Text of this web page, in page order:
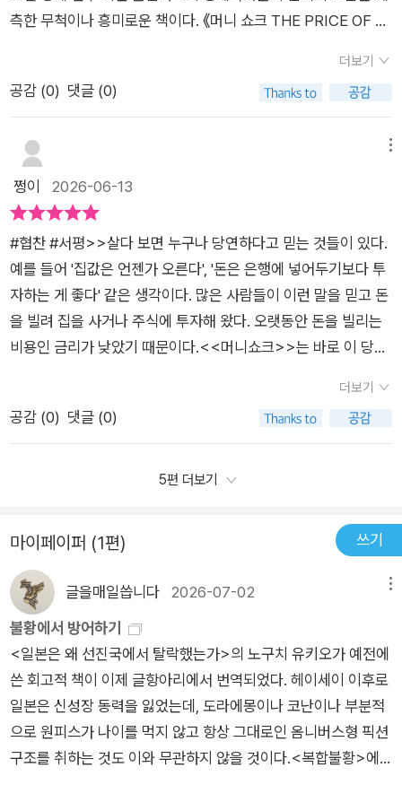
클린 에너지로 전환함에 따라 수요 감소란 잠복 요인이 있다. 국
는 2030년 이전에 정점을 찍고 2050년까지 현재 수준의 4분의
1로 줄어야 한다고 추산한다. 중동은 저렴한 추출 원가로 인해 마
지막 남은 석유의 주 공급처가 될 가능성이 크다. 다만 과거처럼
큰 수익을 기대하긴 어려울 듯하다. 즉 유가가 배럴당 25달러까
지 하학할 것으로 추산하기 때문이다.그러나, 순조로운 탄소중립
목표 달성은 쉽지 않을 것 같다. 이미 도널드 트럼프 미국 대통령
은 이 목표를 추진하는 세계기구에서 탈퇴했다. 또 사우디아라비
아 국영 석유 기업인 사우디아람코는 국제에너지기구의 이런 예
측을 비현실적이라고 평가했다. OPEC은 더 낙관적이다. 2045
년까지 석유 소비가 증가할 것으로 예상한다. 러시아와 우크라이
나 간의 전쟁 발발로 러시아가 유럽에 가스 공급을 중단하자 물가
가 급등했던 사례에 비추어 유럽은 화석연료 의존도를 낮추려는
노력은 지속할 것 같다.2000년대 초반 걸프협력회의 국가들은
석유 호황에 힘입어 미국 국채에 대규모로 투자했다. 이는 미국
P보다 훨씬 큰 금액인 점을 고려할 때 절감된 부채 상환 비용은
하고 있다. 미국 정책의 일관성이 흔들리자 걸프 국가들은 미 국
채보다 더 높은 수익을 거둘 수 있는 자산으로 투자 방향을 전환
하고 있다.부富의 불평등최근 수십 년 동안 자연이자율의 하락을
주도한 핵심 요인을 규명하려는 연구들이 다수 진행되었다. 주로
생산성 향상과 인구구조 변화에 초점을 맞추고 있었다. 그러나 최
근에는 소득 양극화의 영향도 활발히 연구되고 있다.2050년까
지 불평등 수준을 예측하기 위해 모델을 구축했다. 이 모델의 변
수로는 세계 불평등 데이터베이스, 생산성 향상, 세계화, 여성의
노동시장 진입, 평균 교육 연수, 실업률 및 인플레이션 등인데 이
를 통해 부익부빈익빈의 3가지 시나리오와 자연이자율에 미치는
는 전망은 '달러 기준'인 셈이라 우리 나라 경제전망으로 곧바로
대입해서 이해하기에는 곤란할 것이다. 그럼에도 우리 나라는 '수
출주도형 경제구조'를 가지고 있고, 무역 거래를 할 때 '미국 달
영향을 받은대로 '한국 원화'도 그런 경향으로 흘러갈 수밖에 없
다는 점에서 이 책을 무시할 수는 없을 것이다. 그렇다면 한국도
'돈의 가치'가 상승하고 '은행 금리'가 더 올라가는 방향으로 경제
가 굴러갈 가능성이 높을 것이다.​그럼 투자는 어떤 방향으로 바뀔
수밖에 없겠는가. 공격적인 투자만이 정답이 아니라 '자산 보유
량'을 늘리고 '대출'은 줄이는 방향으로 점진적으로 바꾸어 나아
가야 할 것이다. 물론 지금 당장은 아니다! 미국을 비롯한 세계적
인 선진국들이 감당할 수 없을 만큼의 '부채'를 가지고 있는지 유
도 흔들리지 않을 탄탄한 경제력을 갖추고 있는지도 '투자 고려대
상'으로 삼아야 하고, 'AI 로봇'을 비롯한 첨단기술 발전이 전세계
경제정책에 어떤 영향력으로 작동할지도 눈여겨 봐야하며, '전
쟁'이 불러온 예측불가의 불안과 극심한 변동성에도 흔들리지 않
에 중대한 요소로 작용할 것이라고 한다. 그리고 이 네 가지 '피할
수 없는 힘'에 의해 돈의 가치는 오를 수밖에 없다는 결론에 다다
랐다고 마무리하고 있다.​끝으로, 이 책이 말하고자 하는 핵심은
앞으로 '돈의 가치'가 확실히 오를 것으로 전망하고 있는 것은 사
실이다. 그렇지만 무턱대고 돈을 쟁여두는 사람에게 큰 이익을 보
장하지는 않을 것이라고 확언한다. '돈의 흐름'을 잘 알고, 그 흐름
에 맞춰서 적절하게 '경제적인 대처'를 잘 할 수 있는 사람에게만
큰 이익을 보장하게 될 것이라고 덧붙였다. 그래서 경제공부는 앞
으로 필수일 수밖에 없다. 경제전문가들이 엄청난 자료를 분석해
서 내놓은 결론은 '피할 수 없는 힘' 때문에 반드시 '돈의 가치'는
채 시장, 통화정책이 따로 움직이는 것이 아니라 하나의 거대한
숙한 사람이라면 새로운 시대의 문법을 다시 배워야 한다.결국 이
책의 메시지는 명확하다. 금리 하락의 시대는 끝났다. 이제 중요
한 것은 낮은 금리의 귀환을 기다리는 것이 아니라, 높아진 돈의
가격 속에서 어떤 자산과 산업이 살아남을지를 읽어내는 일이다.
담은 이 책은 지난 수십 년간 하락세를 이어온 금리 환경이 구조
적 전환점을 맞이하고 있을 가능성을 제기하고, 이 변화가 향후
글로벌 경제 전반에 미칠 영향을 조망한다 개인이 쉽게 대출을 받
아 내집 마련을 하고, 기업이 융자를 받아 사업을 확장하며, 국가
렴했던 덕분이다. 그런데 수십년간 내려가던 돈의 가격이 바닥을
찍고, 금리가 지속적으로 상승하고 있으니 그에 대비해야 한다.
‘자연이자율(중립금리)’는 경제가 과열되지도 침체되지도 않는
균형 상태에서 형성되는 이론적 금리 수준을 의미한다. 중앙은행
이 기준금리를 결정할 때 참고하는 핵심 지표이지만 추정이 틀릴
경우 경기가 위축되거나 과열되는 것이다. 이 책은 자연이자율이
향후 상승될 수 있는 배경으로 복합적인 8가지 구조 변화를 제시
하고 있다. 달리 말하면, 실질 자연이자율이 현저히 오른 세상이
온다면 결국 우리 모두에게 살기 좋은 세상이 되었다는 뜻일 것이
화하고 생산성이 높아진 탄소중립 미래가 선사하는 기회를 최대
한 활용할 때만 그럴 것이다. 반면에 민간 부분의 역동성과 투자
가 증가해서가 아니라, 정부의 과한 차입 대문에 실질금리가 오른
세상이라면 분명 살기 좋아진 세상이 아닐 것이다. p.2
작으로 한 영화 <블레이드 러너>는 경제학에서 말하는 생산성
개념이 얼마나 중요한지를 보여준다. 1차 산업 혁명 시기 공장 노
동자들의 극심한 빈곤과 가혹한 노동 환경, 기술이 비약적으로 발
전했지만 생활 수준은 그렇지 못한 미래 사회를 각각 그리고 있기
때문이다. 생산성이 증가하고 그 혜택을 누가 받는지도 자연이자
율에 영향을 미치는 주요인 중 하나다. 노동 생산성을 증강하는
기술이 도입되면 경제 성장 속도는 빨라진다. 이는 투자를 자극해
자연이자율을 높인다. 반대로 생산성이 감소하거나 노동력을 대
체하는 기술이 도입되면 경제 성장이 둔화되어 자연이자율은 하
락한다. 이러한 관점에서 미래는 낙관론자들의 관점과 비관론자
측한 무척이나 흥미로운 책이다. ​《머니 쇼크 THE PRICE OF M
움직이는 주요 나라들의 상황을 알려주고 앞으로의 흐름을 보여
주고 있다. '자주 나오는 경제 용어'를 전면에 내세워 이 책《머니
도식으로 시각화해서 많이 보여주고 있어서 지루할 수밖에 없는
경제 이야기를 조금은 쉽고 편안하게 접할 수 있게 해주고 있다.
총 15장으로 구성된 책의 가장 큰 흐름은 '자연이자율'이다. 돈의
의 실체를 확인한 사람이 없다. 그래서 《머니 쇼크》와의 만남이
더욱더 소중하다. 금리 하면 연준의 발표 오른다, 내린다가 전부
였던 금리 문외한의 눈을 뜨게 해준 책이다.p.312. 자연이자율은
경제와 금융 시스템의 작동에 중요하면서도 불가사의하고 명확
히 규정하기 어려운 개념이다. 이 책은 저금리 시대의 종말을 고
하고 금리가 오를 것인데 그 상승폭을 예측하기 어려우니 미리 대
비하자고 의견을 들려주고 있다. 경제 연구소의 경제학자들이 감
공감하게 한다. 4장부터 11장에서 금리가 오를 수 있다는 증거들
다. 중동의 산유국과 서방 세계는 우호적이지 않았나? 정치적인
관계가 문제가 아니라 중동의 국가들이 자신들의 자금을, 돈을 자
신들의 땅에 쓰면서 발생했다. 중동의 개발과 금리 인상은 무슨
관계가 있을까? 《머니 쇼크》가 담고 있는 다양한 경제 연구 내용
과 그래프 등 많은 도식화된 자료는 흡사 증권사의 경제 보고서를
보는 듯하다. 하지만 그것보다는 부드럽고 편안하다. 베이붐 시대
의 은퇴 그리고 지구온난화가 어떤 경로로 금리를 인상시킬 요인
이 되는지 만나보는 것도, 또 다른 요인들을 알아가는 것도 흥미
롭다. 금리가 오르면 금값과 주식은 어떻게 반응했을까? 미국 연
더보기
공감 (0) 댓글 (0)
쩡이 2026-06-13
#협찬 #서평>>살다 보면 누구나 당연하다고 믿는 것들이 있다.
예를 들어 '집값은 언젠가 오른다', '돈은 은행에 넣어두기보다 투
자하는 게 좋다' 같은 생각이다. 많은 사람들이 이런 말을 믿고 돈
을 빌려 집을 사거나 주식에 투자해 왔다. 오랫동안 돈을 빌리는
비용인 금리가 낮았기 때문이다.<<머니쇼크>>는 바로 이 당연
지난 40년 동안 왜 금리가 계속 낮아졌는지 설명하고, 앞으로는
금리가 예전보다 높은 시대가 올 가능성이 크다고 이야기한다. 경
제 책이지만 단순히 숫자를 설명하는 것이 아니라 앞으로 세상이
어떻게 바뀔지를 보여주는 책이다.책을 읽으며 최근 오십견 치료
았다. 하지만 치료를 받으며 의외의 사실을 알게 됐다. 어깨가 제
대로 움직이기 위해서는 등근육과 겨드랑이, 승모근, 목, 척추, 골
반까지 함께 움직여야 한다는 것을. 아픈 부위 하나만 고친다고
해결되는 문제가 아니었다. 이 책을 읽으며 경제도 비슷하다는 생
각이 들었다. 금리 하나만 바라보면 단순해 보이지만, 실제로는
인공지능, 인구 변화, 국가 부채, 기후변화, 국제 정세 같은 수많
은 요소가 서로 영향을 주고받으며 움직이고 있었다.이 책은 금리
를 우리 삶에 큰 영향을 주는 핵심 요소로 설명하며 중요하게 다
룬다. 금리가 낮으면 사람들은 쉽게 돈을 빌릴 수 있고 기업도 투
자를 늘릴 수 있다. 반대로 금리가 높아지면 돈을 쓰거나 빌리는
더보기
공감 (0) 댓글 (0)
5편 더보기
마이페이퍼 (1편) 쓰기
글을매일씁니다 2026-07-02
불황에서 방어하기
<일본은 왜 선진국에서 탈락했는가>의 노구치 유키오가 예전에
쓴 회고적 책이 이제 글항아리에서 번역되었다. 헤이세이 이후로
일본은 신성장 동력을 잃었는데, 도라에몽이나 코난이나 부분적
으로 원피스가 나이를 먹지 않고 항상 그대로인 옴니버스형 픽션
구조를 취하는 것도 이와 무관하지 않을 것이다.<복합불황>에